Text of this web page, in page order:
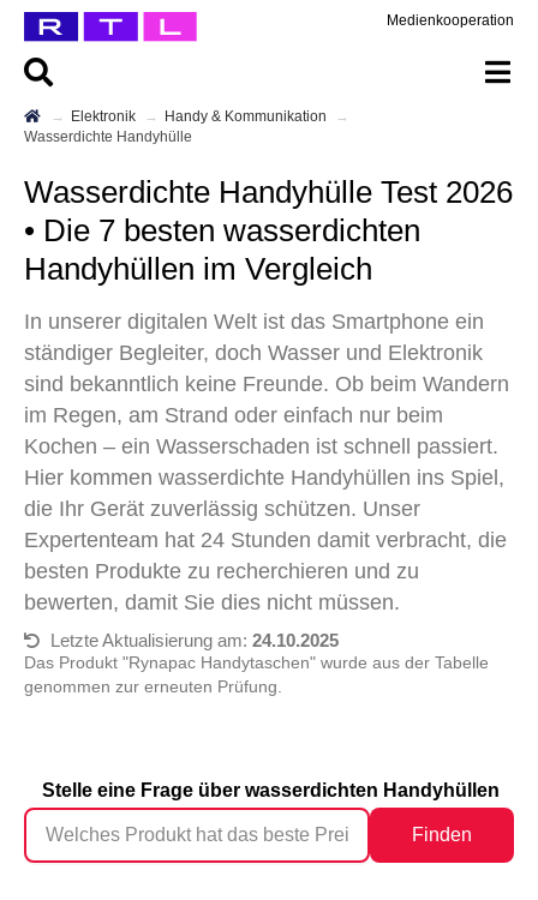
Medienkooperation
Elektronik
Handy & Kommunikation
Wasserdichte Handyhülle
Wasserdichte Handyhülle Test 2026
• Die 7 besten wasserdichten
Handyhüllen im Vergleich
In unserer digitalen Welt ist das Smartphone ein
ständiger Begleiter, doch Wasser und Elektronik
sind bekanntlich keine Freunde. Ob beim Wandern
im Regen, am Strand oder einfach nur beim
Kochen – ein Wasserschaden ist schnell passiert.
Hier kommen wasserdichte Handyhüllen ins Spiel,
die Ihr Gerät zuverlässig schützen. Unser
Expertenteam hat 24 Stunden damit verbracht, die
besten Produkte zu recherchieren und zu
bewerten, damit Sie dies nicht müssen.
Letzte Aktualisierung am: 24.10.2025
Das Produkt "Rynapac Handytaschen" wurde aus der Tabelle
genommen zur erneuten Prüfung.
Stelle eine Frage über wasserdichten Handyhüllen
Finden